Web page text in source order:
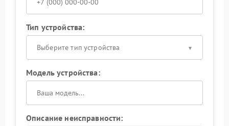
квалифицированным специалистам: вмешательство
без учета схемотехнических особенностей нередко
усугубляет ситуацию. Обратитесь за диагностикой —
это позволит быстро вернуть ИБП к стабильной
работе.
Тип устройства:
Выберите тип устройства
Модель устройства:
Описание неисправности: